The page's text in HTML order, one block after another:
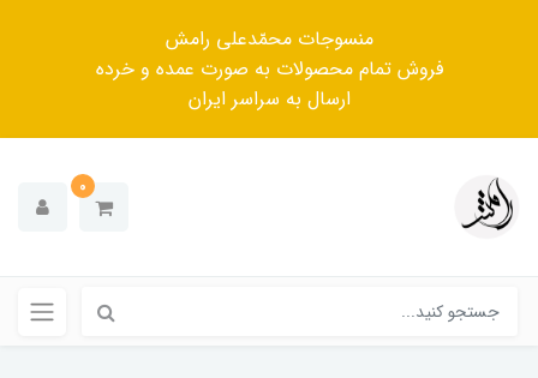
منسوجات محمّدعلی رامش
فروش تمام محصولات به صورت عمده و خرده
ارسال به سراسر ایران
0